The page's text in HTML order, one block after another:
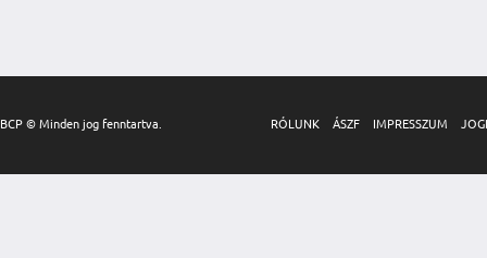
BCP © Minden jog fenntartva. RÓLUNK ÁSZF IMPRESSZUM